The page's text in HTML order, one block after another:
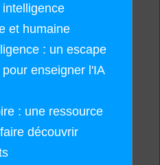
et humaine
: un escape
enseigner l'IA
: une ressource
découvrir